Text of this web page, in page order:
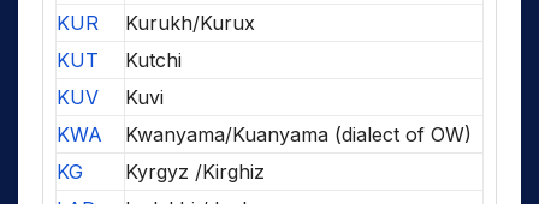
KUR
Kurukh/Kurux
KUT
Kutchi
KUV
Kuvi
KWA
Kwanyama/Kuanyama (dialect of OW)
KG
Kyrgyz /Kirghiz